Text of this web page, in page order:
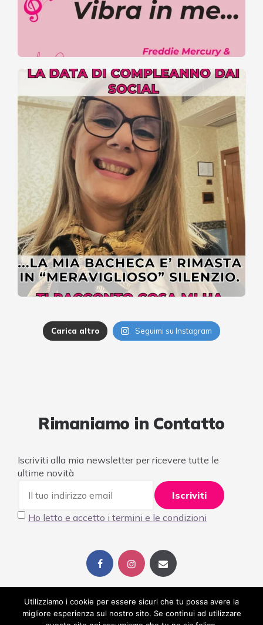
Carica altro Seguimi su Instagram
Rimaniamo in Contatto
Iscriviti alla mia newsletter per ricevere tutte le
ultime novità
Ho letto e accetto i termini e le condizioni
© 2023 Alessandra Gianoglio
Utilizziamo i cookie per essere sicuri che tu possa avere la
migliore esperienza sul nostro sito. Se continui ad utilizzare